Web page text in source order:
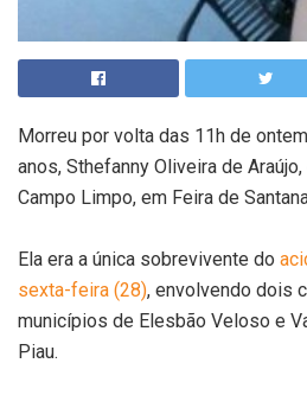
Morreu por volta das 11h de
anos, Sthefanny Oliveira de
Campo Limpo, em Feira de
Ela era a única sobrevivente do
sexta-feira (28), envolvendo dois
municípios de Elesbão Veloso e
Piau.